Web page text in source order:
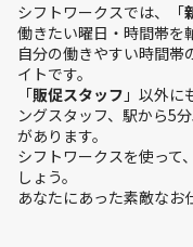
シフトワークスでは、「
働きたい曜日・時間帯を
自分の働きやすい時間帯
イトです。
「販促スタッフ 」以外に
ングスタッフ、駅から5
があります。
シフトワークスを使って
しょう。
あなたにあった素敵なお